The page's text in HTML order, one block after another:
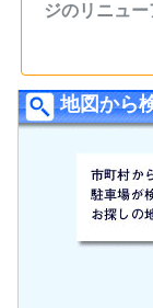
ジのリニュ
地図から